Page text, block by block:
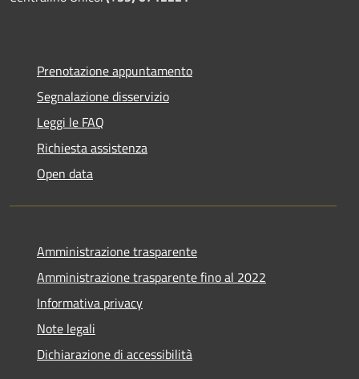
Prenotazione appuntamento
Segnalazione disservizio
Leggi le FAQ
Richiesta assistenza
Open data
Amministrazione trasparente
Amministrazione trasparente fino al 2022
Informativa privacy
Note legali
Dichiarazione di accessibilità